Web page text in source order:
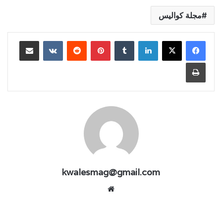
مجلة كواليس
لينكدإن بينتيريست مشاركة عبر البريد
طباعة
kwalesmag@gmail.com